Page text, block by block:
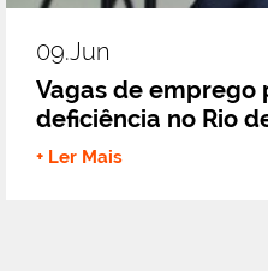
09.jun
Vagas de emprego
deficiência ​no Rio
+ Ler Mais